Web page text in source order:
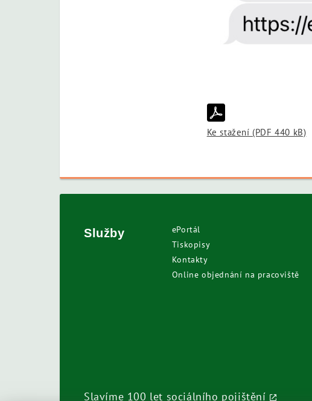
Ke stažení (PDF 440 kB)
Služby
ePortál
Tiskopisy
Kontakty
Online objednání na pracoviště
Slavíme 100 let sociálního pojištění